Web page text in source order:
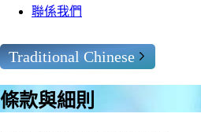
聯係我們
Traditional Chinese
條款與細則